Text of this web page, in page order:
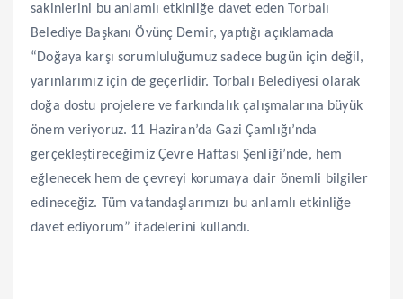
sakinlerini bu anlamlı etkinliğe davet eden Torbalı
Belediye Başkanı Övünç Demir, yaptığı açıklamada
“Doğaya karşı sorumluluğumuz sadece bugün için değil,
yarınlarımız için de geçerlidir. Torbalı Belediyesi olarak
doğa dostu projelere ve farkındalık çalışmalarına büyük
önem veriyoruz. 11 Haziran’da Gazi Çamlığı’nda
gerçekleştireceğimiz Çevre Haftası Şenliği’nde, hem
eğlenecek hem de çevreyi korumaya dair önemli bilgiler
edineceğiz. Tüm vatandaşlarımızı bu anlamlı etkinliğe
davet ediyorum” ifadelerini kullandı.